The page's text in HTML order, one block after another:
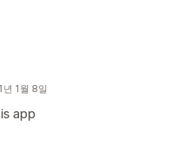
1월 8일
app